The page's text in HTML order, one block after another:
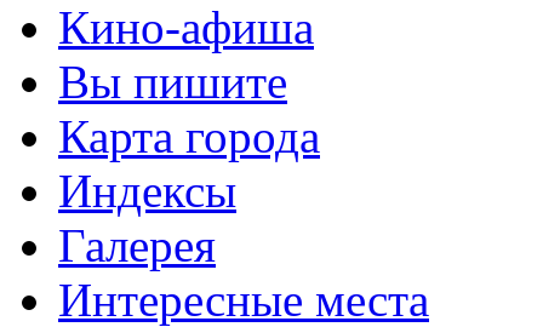
Кино-афиша
Вы пишите
Карта города
Индексы
Галерея
Интересные места